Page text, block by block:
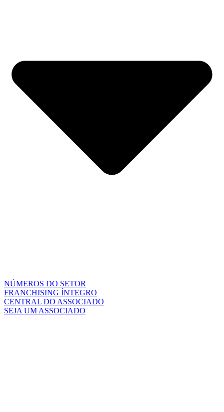
NÚMEROS DO SETOR
FRANCHISING ÍNTEGRO
CENTRAL DO ASSOCIADO
SEJA UM ASSOCIADO